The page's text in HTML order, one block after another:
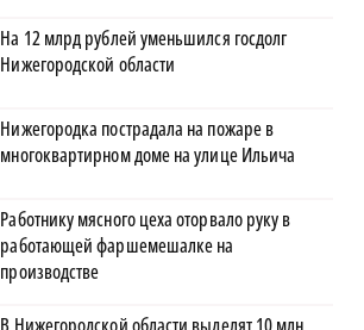
На 12 млрд рублей уменьшился госдолг
Нижегородской области
Нижегородка пострадала на пожаре в
многоквартирном доме на улице Ильича
Работнику мясного цеха оторвало руку в
работающей фаршемешалке на
производстве